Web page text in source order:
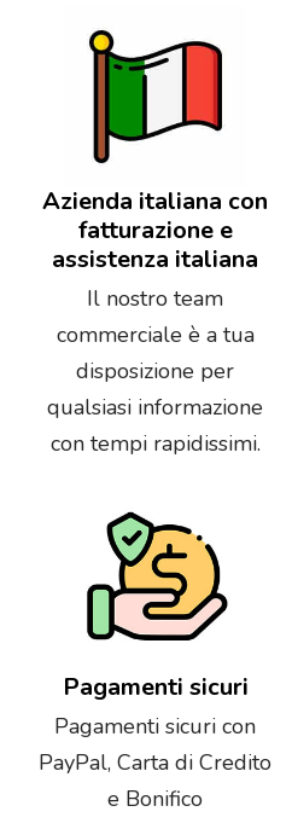
Azienda italiana con
fatturazione e
assistenza italiana
Il nostro team
commerciale è a tua
disposizione per
qualsiasi informazione
con tempi rapidissimi.
Pagamenti sicuri
Pagamenti sicuri con
PayPal, Carta di Credito
e Bonifico